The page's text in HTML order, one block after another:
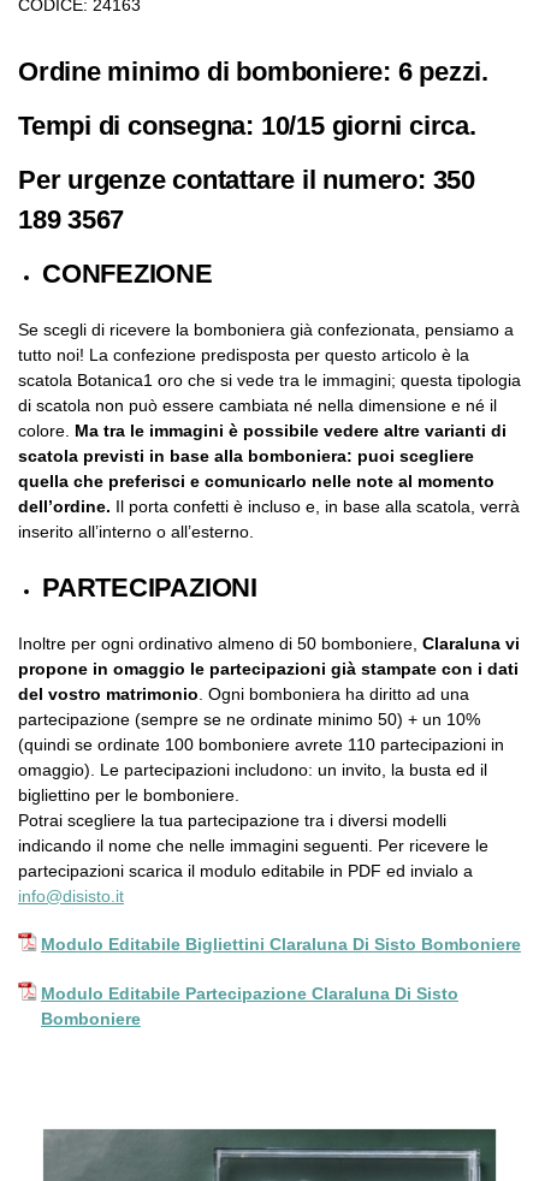
CODICE: 24163
Ordine minimo di bomboniere: 6 pezzi.
Tempi di consegna: 10/15 giorni circa.
Per urgenze contattare il numero: 350
189 3567
CONFEZIONE
Se scegli di ricevere la bomboniera già confezionata, pensiamo a
tutto noi! La confezione predisposta per questo articolo è la
scatola Botanica1 oro che si vede tra le immagini; questa tipologia
di scatola non può essere cambiata né nella dimensione e né il
colore. Ma tra le immagini è possibile vedere altre varianti di
scatola previsti in base alla bomboniera: puoi scegliere
quella che preferisci e comunicarlo nelle note al momento
dell’ordine. Il porta confetti è incluso e, in base alla scatola, verrà
inserito all’interno o all’esterno.
PARTECIPAZIONI
Inoltre per ogni ordinativo almeno di 50 bomboniere, Claraluna vi
propone in omaggio le partecipazioni già stampate con i dati
del vostro matrimonio . Ogni bomboniera ha diritto ad una
partecipazione (sempre se ne ordinate minimo 50) + un 10%
(quindi se ordinate 100 bomboniere avrete 110 partecipazioni in
omaggio). Le partecipazioni includono: un invito, la busta ed il
bigliettino per le bomboniere.
Potrai scegliere la tua partecipazione tra i diversi modelli
indicando il nome che nelle immagini seguenti. Per ricevere le
partecipazioni scarica il modulo editabile in PDF ed invialo a
info@disisto.it
Modulo Editabile Bigliettini Claraluna Di Sisto Bomboniere
Modulo Editabile Partecipazione Claraluna Di Sisto
Bomboniere